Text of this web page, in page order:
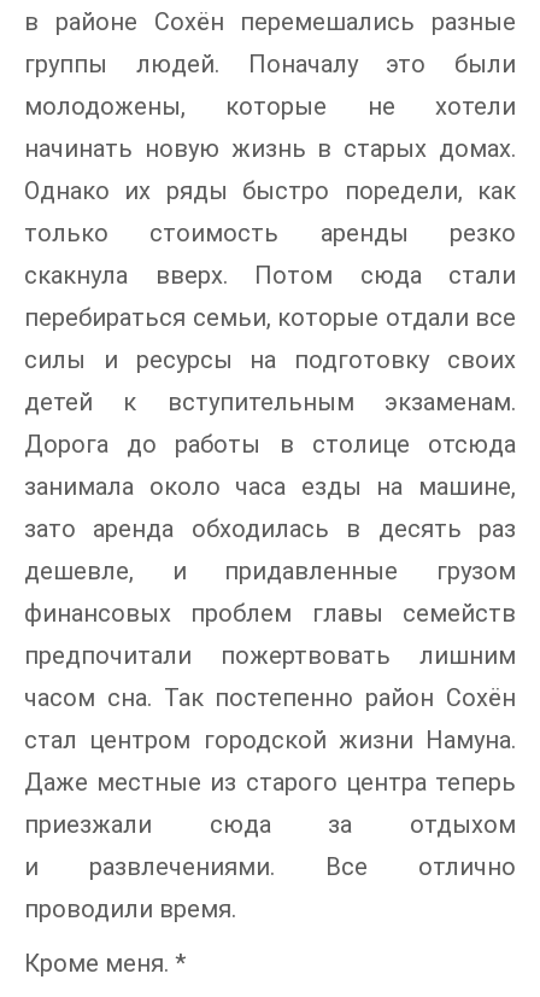
в районе Сохён перемешались разные
группы людей. Поначалу это были
молодожены, которые не хотели
начинать новую жизнь в старых домах.
Однако их ряды быстро поредели, как
только стоимость аренды резко
скакнула вверх. Потом сюда стали
перебираться семьи, которые отдали все
силы и ресурсы на подготовку своих
детей к вступительным экзаменам.
Дорога до работы в столице отсюда
занимала около часа езды на машине,
зато аренда обходилась в десять раз
дешевле, и придавленные грузом
финансовых проблем главы семейств
предпочитали пожертвовать лишним
часом сна. Так постепенно район Сохён
стал центром городской жизни Намуна.
Даже местные из старого центра теперь
приезжали сюда за отдыхом
и развлечениями. Все отлично
проводили время.
Кроме меня. *